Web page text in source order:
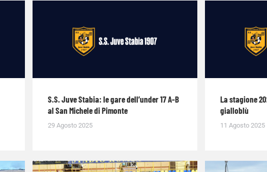
S.S. Juve Stabia: le gare dell’under 17 A-B
al San Michele di Pimonte
29 Agosto 2025
La stagione
gialloblù
11 Agosto 2025